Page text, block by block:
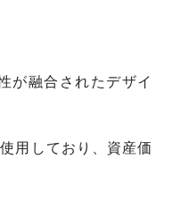
が融合されたデザイ
用しており、資産価